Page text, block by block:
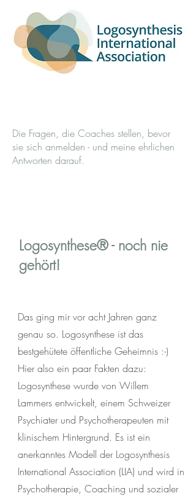
Die Fragen, die Coaches stellen, bevor
sie sich anmelden - und meine ehrlichen
Antworten darauf.
Logosynthese® - noch nie
gehört!
Das ging mir vor acht Jahren ganz
genau so. Logosynthese ist das
bestgehütete öffentliche Geheimnis :-)
Hier also ein paar Fakten dazu:
Logosynthese wurde von Willem
Lammers entwickelt, einem Schweizer
Psychiater und Psychotherapeuten mit
klinischem Hintergrund. Es ist ein
anerkanntes Modell der Logosynthesis
International Association (LIA) und wird in
Psychotherapie, Coaching und sozialer